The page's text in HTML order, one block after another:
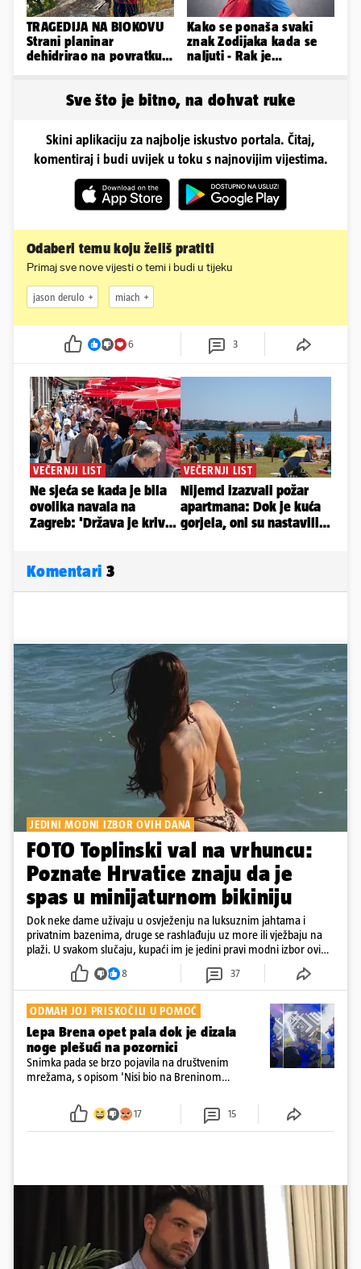
TRAGEDIJA NA BIOKOVU
Strani planinar
dehidrirao na povratku s
Kako se ponaša svaki
znak Zodijaka kada se
naljuti - Rak je
Sve što je bitno, na dohvat ruke
Skini aplikaciju za najbolje iskustvo portala. Čitaj,
komentiraj i budi uvijek u toku s najnovijim vijestima.
Odaberi temu koju želiš pratiti
Primaj sve nove vijesti o temi i budi u tijeku
jason derulo miach
6 3
Komentari 3
JEDINI MODNI IZBOR OVIH DANA
FOTO Toplinski val na vrhuncu:
Poznate Hrvatice znaju da je
spas u minijaturnom bikiniju
Dok neke dame uživaju u osvježenju na luksuznim jahtama i
privatnim bazenima, druge se rashlađuju uz more ili vježbaju na
plaži. U svakom slučaju, kupaći im je jedini pravi modni izbor ovih
8 37
ODMAH JOJ PRISKOČILI U POMOĆ
Lepa Brena opet pala dok je dizala
noge plešući na pozornici
Snimka pada se brzo pojavila na društvenim
mrežama, s opisom 'Nisi bio na Breninom
Srećom, pjevačica se nije ozlijedila nego je s
osmijehom nastavila pjevati
17 15